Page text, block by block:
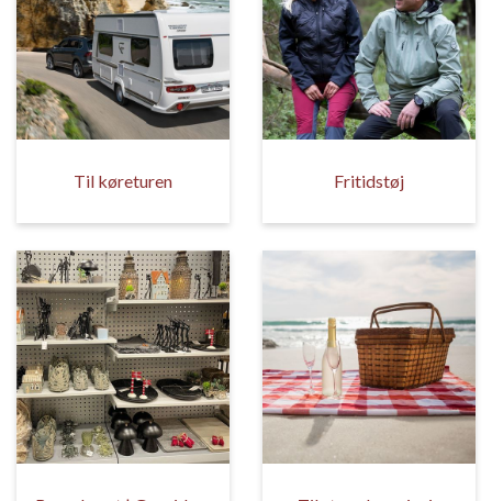
Til køreturen Fritidstøj